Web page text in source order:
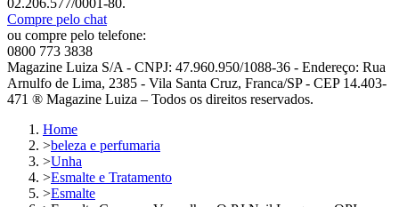
02.206.577/0001-80.
Compre pelo chat
ou compre pelo telefone:
0800 773 3838
Magazine Luiza S/A - CNPJ: 47.960.950/1088-36 - Endereço: Rua
Arnulfo de Lima, 2385 - Vila Santa Cruz, Franca/SP - CEP 14.403-
471 ® Magazine Luiza – Todos os direitos reservados.
Home
>beleza e perfumaria
>Unha
>Esmalte e Tratamento
>Esmalte